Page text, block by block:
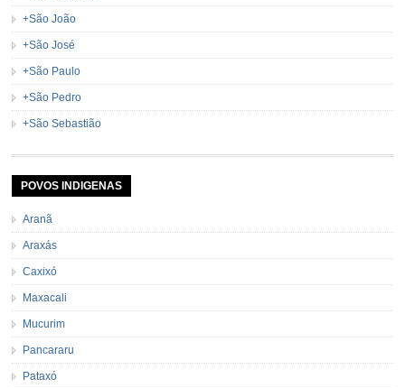
+São João
+São José
+São Paulo
+São Pedro
+São Sebastião
POVOS INDIGENAS
Aranã
Araxás
Caxixó
Maxacali
Mucurim
Pancararu
Pataxó